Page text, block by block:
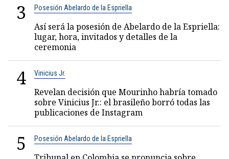
3 Posesión Abelardo de la Espriella
Así será la posesión de Abelardo de la Espriella:
lugar, hora, invitados y detalles de la
ceremonia
4 Vinicius Jr.
Revelan decisión que Mourinho habría tomado
sobre Vinicius Jr.: el brasileño borró todas las
publicaciones de Instagram
5 Posesión Abelardo de la Espriella